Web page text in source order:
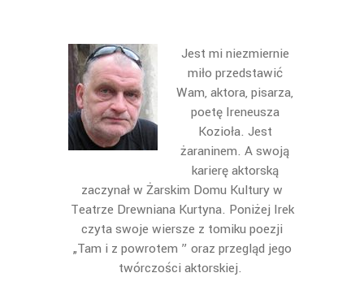
Jest mi niezmiernie
miło przedstawić
Wam, aktora, pisarza,
poetę Ireneusza
Kozioła. Jest
żaraninem. A swoją
karierę aktorską
zaczynał w Żarskim Domu Kultury w
Teatrze Drewniana Kurtyna. Poniżej Irek
czyta swoje wiersze z tomiku poezji
„Tam i z powrotem ” oraz przegląd jego
twórczości aktorskiej.